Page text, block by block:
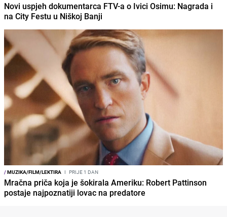
Novi uspjeh dokumentarca FTV-a o Ivici Osimu: Nagrada i
na City Festu u Niškoj Banji
/MUZIKA/FILM/LEKTIRA I PRIJE 1 DAN
Mračna priča koja je šokirala Ameriku: Robert Pattinson
postaje najpoznatiji lovac na predatore